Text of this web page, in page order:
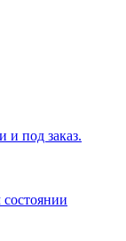
и под заказ.